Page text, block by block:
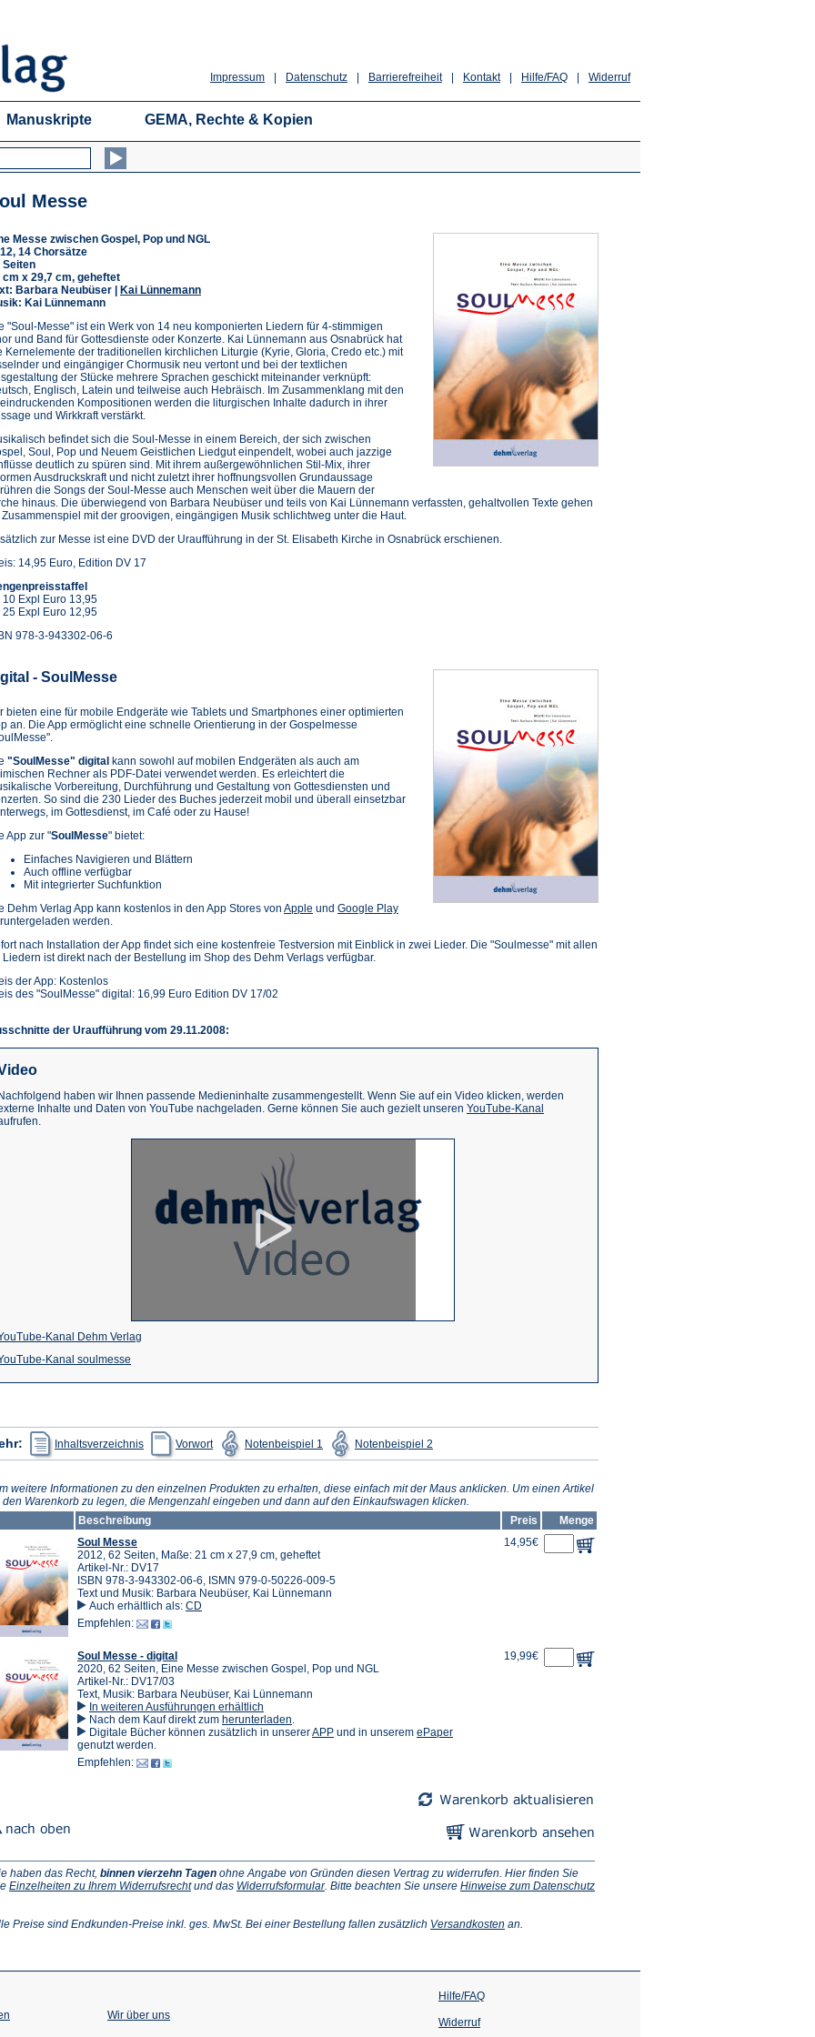
Widerruf
Hilfe/FAQ
Kontakt
Barrierefreiheit
Datenschutz
Impressum
Manuskripte GEMA, Rechte & Kopien
Messe
Messe zwischen Gospel, Pop und NGL
14 Chorsätze
Seiten
cm x 29,7 cm, geheftet
Barbara Neubüser |
Kai Lünnemann
Kai Lünnemann
"Soul-Messe" ist ein Werk von 14 neu komponierten Liedern für 4-stimmigen
und Band für Gottesdienste oder Konzerte. Kai Lünnemann aus Osnabrück hat
Kernelemente der traditionellen kirchlichen Liturgie (Kyrie, Gloria, Credo etc.) mit
und eingängiger Chormusik neu vertont und bei der textlichen
der Stücke mehrere Sprachen geschickt miteinander verknüpft:
Englisch, Latein und teilweise auch Hebräisch. Im Zusammenklang mit den
Kompositionen werden die liturgischen Inhalte dadurch in ihrer
und Wirkkraft verstärkt.
befindet sich die Soul-Messe in einem Bereich, der sich zwischen
Soul, Pop und Neuem Geistlichen Liedgut einpendelt, wobei auch jazzige
deutlich zu spüren sind. Mit ihrem außergewöhnlichen Stil-Mix, ihrer
Ausdruckskraft und nicht zuletzt ihrer hoffnungsvollen Grundaussage
die Songs der Soul-Messe auch Menschen weit über die Mauern der
hinaus. Die überwiegend von Barbara Neubüser und teils von Kai Lünnemann verfassten, gehaltvollen Texte gehen
Zusammenspiel mit der groovigen, eingängigen Musik schlichtweg unter die Haut.
zur Messe ist eine DVD der Uraufführung in der St. Elisabeth Kirche in Osnabrück erschienen.
14,95 Euro, Edition DV 17
10 Expl Euro 13,95
25 Expl Euro 12,95
978-3-943302-06-6
- SoulMesse
bieten eine für mobile Endgeräte wie Tablets und Smartphones einer optimierten
an. Die App ermöglicht eine schnelle Orientierung in der Gospelmesse
"SoulMesse" digital kann sowohl auf mobilen Endgeräten als auch am
Rechner als PDF-Datei verwendet werden. Es erleichtert die
Vorbereitung, Durchführung und Gestaltung von Gottesdiensten und
So sind die 230 Lieder des Buches jederzeit mobil und überall einsetzbar
im Gottesdienst, im Café oder zu Hause!
App zur "SoulMesse" bietet:
Einfaches Navigieren und Blättern
Auch offline verfügbar
Mit integrierter Suchfunktion
Dehm Verlag App kann kostenlos in den App Stores von Apple (Öffnet
neuen
Tab)
und Google Play(Öffnet
neuen
werden.
nach Installation der App findet sich eine kostenfreie Testversion mit Einblick in zwei Lieder. Die "Soulmesse" mit allen
Liedern ist direkt nach der Bestellung im Shop des Dehm Verlags verfügbar.
der App: Kostenlos
des "SoulMesse" digital: 16,99 Euro Edition DV 17/02
der Uraufführung vom 29.11.2008:
Nachfolgend haben wir Ihnen passende Medieninhalte zusammengestellt. Wenn Sie auf ein Video klicken, werden
Inhalte und Daten von YouTube nachgeladen. Gerne können Sie auch gezielt unseren YouTube-Kanal
Kanal Dehm Verlag
einem
Tab)
Kanal soulmesse
in
neuen
Tab)
Inhaltsverzeichnis
(Öffnet
in
einem
Tab)
Vorwort
(Öffnet
in
einem
Tab)
Notenbeispiel 1
(Öffnet
in
einem
Tab)
Notenbeispiel 2in
einem
Tab)
weitere Informationen zu den einzelnen Produkten zu erhalten, diese einfach mit der Maus anklicken. Um einen Artikel
den Warenkorb zu legen, die Mengenzahl eingeben und dann auf den Einkaufswagen klicken.
Beschreibung
Preis
Menge
Soul Messe
2012, 62 Seiten, Maße: 21 cm x 27,9 cm, geheftet
Artikel-Nr.: DV17
ISBN 978-3-943302-06-6, ISMN 979-0-50226-009-5
Text und Musik: Barbara Neubüser, Kai Lünnemann
Auch erhältlich als: CD
Empfehlen:
14,95€
Soul Messe - digital
2020, 62 Seiten, Eine Messe zwischen Gospel, Pop und NGL
Artikel-Nr.: DV17/03
Text, Musik: Barbara Neubüser, Kai Lünnemann
In weiteren Ausführungen erhältlich
Nach dem Kauf direkt zum herunterladen
in
.
Digitale Bücher können zusätzlich in unsererAPP(Öffnet
und in unserem ePaper(Öffnet
genutzt werden.
Empfehlen:
19,99€
haben das Recht, binnen vierzehn Tagen ohne Angabe von Gründen diesen Vertrag zu widerrufen. Hier finden Sie
Einzelheiten zu Ihrem Widerrufsrecht(Öffnet
neuen
und das Widerrufsformular(Öffnet
neuen
. Bitte beachten Sie unsere Hinweise zum Datenschutz
Preise sind Endkunden-Preise inkl. ges. MwSt. Bei einer Bestellung fallen zusätzlich Versandkosten (Öffnet
Tab)
an.
Wir über uns
Hilfe/FAQ
Widerruf